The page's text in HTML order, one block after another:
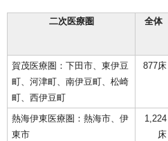
二次医療圏 全体
賀茂医療圏：下田市、東伊豆
町、河津町、南伊豆町、松崎
町、西伊豆町
877床
熱海伊東医療圏：熱海市、伊
東市
1,224
床